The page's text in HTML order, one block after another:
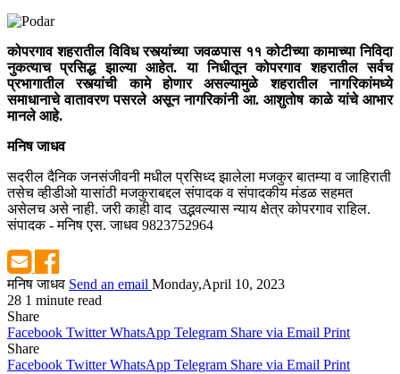
कोपरगाव शहरातील विविध रस्त्यांच्या जवळपास ११ कोटीच्या कामाच्या निविदा
नुकत्याच प्रसिद्ध झाल्या आहेत. या निधीतून कोपरगाव शहरातील सर्वच
प्रभागातील रस्त्यांची कामे होणार असल्यामुळे शहरातील नागरिकांमध्ये
समाधानाचे वातावरण पसरले असून नागरिकांनी आ. आशुतोष काळे यांचे आभार
मानले आहे.
मनिष जाधव
सदरील दैनिक जनसंजीवनी मधील प्रसिध्द झालेला मजकुर बातम्या व जाहिराती
तसेच व्हीडीओ यासांठी मजकुराबद्दल संपादक व संपादकीय मंडळ सहमत
असेलच असे नाही. जरी काही वाद उद्भवल्यास न्याय क्षेत्र कोपरगाव राहिल.
संपादक - मनिष एस. जाधव 9823752964
मनिष जाधव Send an email Monday,April 10, 2023
28 1 minute read
Share
Facebook Twitter WhatsApp Telegram Share via Email Print
Share
Facebook Twitter WhatsApp Telegram Share via Email Print